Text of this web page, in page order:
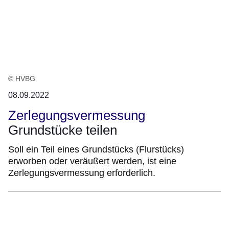
© HVBG
08.09.2022
Zerlegungsvermessung
Grundstücke teilen
Soll ein Teil eines Grundstücks (Flurstücks)
erworben oder veräußert werden, ist eine
Zerlegungsvermessung erforderlich.